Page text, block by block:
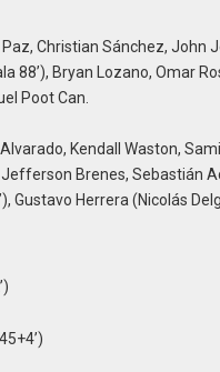
Christian Sánchez, John
88’), Bryan Lozano, Omar
Poot Can.
Kendall Waston,
Brenes, Sebastián
Gustavo Herrera (Nicolás